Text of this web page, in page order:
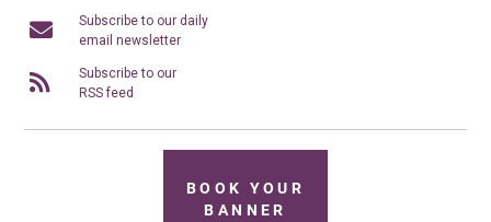
Subscribe to our daily
email newsletter
Subscribe to our
RSS feed
BOOK YOUR
BANNER